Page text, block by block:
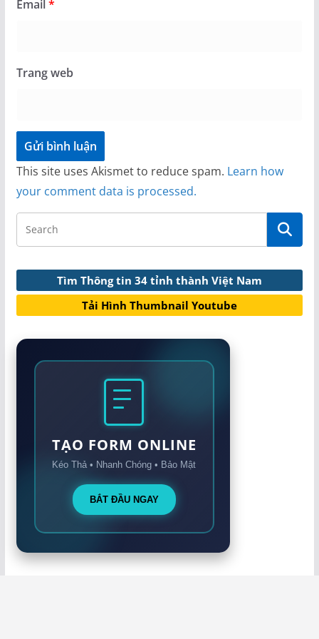
Email *
Trang web
This site uses Akismet to reduce spam. Learn how
your comment data is processed.
Tìm Thông tin 34 tỉnh thành Việt Nam
Tải Hình Thumbnail Youtube
TẠO FORM ONLINE
Kéo Thả • Nhanh Chóng • Bảo Mật
BẮT ĐẦU NGAY